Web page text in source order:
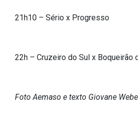
Diário Oficial (Novo)
Recursos Humanos
21h10 – Sério x Progresso
22h – Cruzeiro do Sul x Boqueirão
Foto Aemaso e texto Giovane